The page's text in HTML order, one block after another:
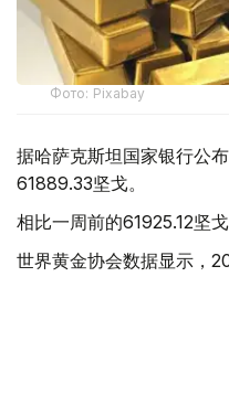
Фото: Pixabay
据哈萨克斯坦国家银行公
61889.33坚戈。
相比一周前的61925.12坚
世界黄金协会数据显示，